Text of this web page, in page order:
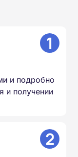
1
и подробно
и получении
2